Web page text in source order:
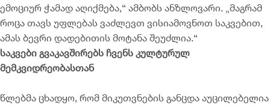
ემოციურ ჭამად აღიქმება,“ ამბობს ანზლოვარი. „მაგრამ
როცა თავს უფლებას ვაძლევთ ვისიამოვნოთ საკვებით,
ამას ბევრი დადებითის მოტანა შეუძლია.“
საკვები გვაკავშირებს ჩვენს კულტურულ
მემკვიდრეობასთან
წლებმა ცხადყო, რომ მიკუთვნების განცდა აუცილებელია